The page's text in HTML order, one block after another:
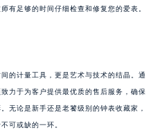
有足够的时间仔细检查和修复您的爱表。
的计量工具，更是艺术与技术的结晶。通
力于为客户提供最优质的售后服务，确保
无论是新手还是老饕级别的钟表收藏家，
可或缺的一环。